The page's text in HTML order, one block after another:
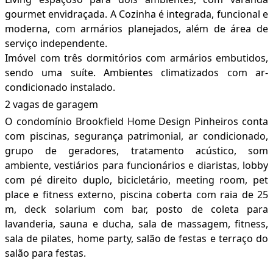
gourmet envidraçada. A Cozinha é integrada, funcional e
moderna, com armários planejados, além de área de
serviço independente.
Imóvel com três dormitórios com armários embutidos,
sendo uma suíte. Ambientes climatizados com ar-
condicionado instalado.
2 vagas de garagem
O condomínio Brookfield Home Design Pinheiros conta
com piscinas, segurança patrimonial, ar condicionado,
grupo de geradores, tratamento acústico, som
ambiente, vestiários para funcionários e diaristas, lobby
com pé direito duplo, bicicletário, meeting room, pet
place e fitness externo, piscina coberta com raia de 25
m, deck solarium com bar, posto de coleta para
lavanderia, sauna e ducha, sala de massagem, fitness,
sala de pilates, home party, salão de festas e terraço do
salão para festas.